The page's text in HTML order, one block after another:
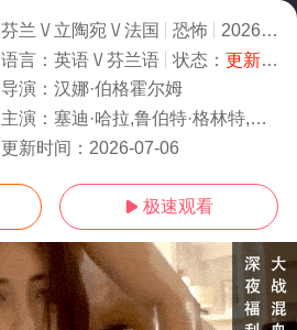
芬兰 \/ 立陶宛 \/ 法国 恐怖 2026
语言： 英语 \/ 芬兰语 状态： 更新HD/高清
导演： 汉娜·伯格霍尔姆
主演： 塞迪·哈拉,鲁伯特·格林特,帕梅拉·托拉,皮尔科·赛西欧,丽贝卡·莱西,约翰·汤姆森,Silvia,Salorant
更新时间： 2026-07-06
 极速观看